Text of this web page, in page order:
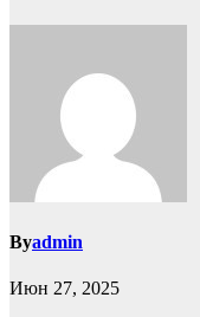
Byadmin
Июн 27, 2025